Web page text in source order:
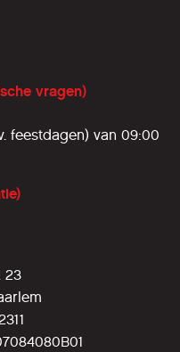
vragen)
feestdagen) van 09:00
23